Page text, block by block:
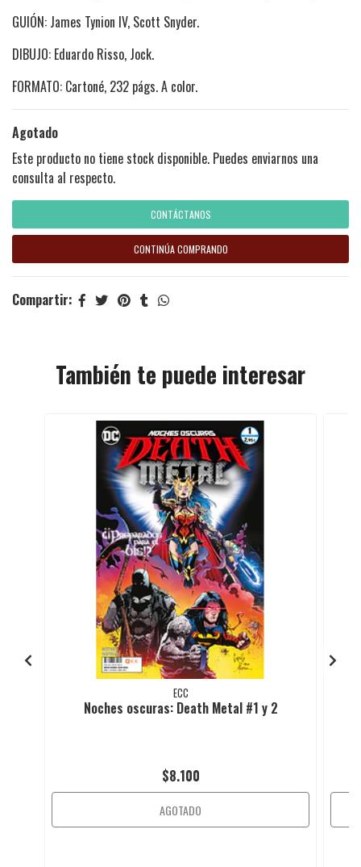
GUIÓN: James Tynion IV, Scott Snyder.
DIBUJO: Eduardo Risso, Jock.
FORMATO: Cartoné, 232 págs. A color.
Agotado
Este producto no tiene stock disponible. Puedes enviarnos una
consulta al respecto.
CONTÁCTANOS
CONTINÚA COMPRANDO
Compartir:
También te puede interesar
ECC
Noches oscuras: Death Metal #1 y 2
$8.100
AGOTADO